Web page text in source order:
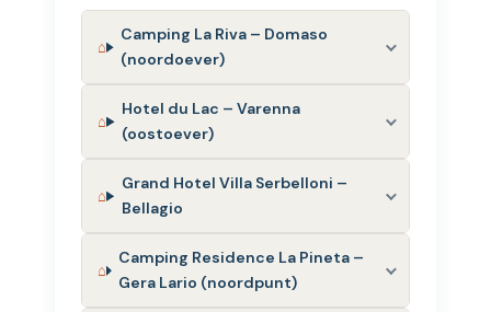
Camping La Riva – Domaso
(noordoever)
Hotel du Lac – Varenna
(oostoever)
Grand Hotel Villa Serbelloni –
Bellagio
Camping Residence La Pineta –
Gera Lario (noordpunt)